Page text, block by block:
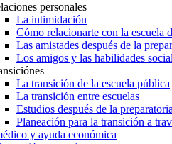
personales
La intimidación
Cómo relacionarte con la escuela
Las amistades después de la
Los amigos y las habilidades
La transición de la escuela pública
La transición entre escuelas
Estudios después de la preparatoria
Planeación para la transición a
y ayuda económica